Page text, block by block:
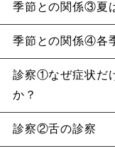
季節との関係③夏
季節との関係④各
診察①なぜ症状だ
か？
診察②舌の診察